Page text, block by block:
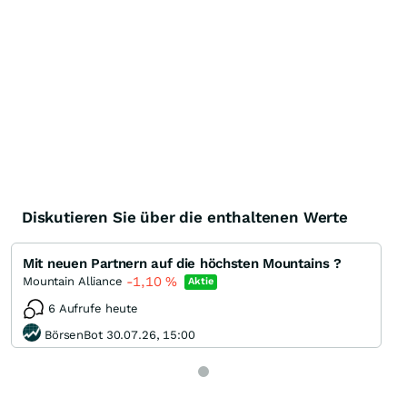
Diskutieren Sie über die enthaltenen Werte
Mit neuen Partnern auf die höchsten Mountains ?
Mountain Alliance -1,10 % Aktie
6 Aufrufe heute
BörsenBot 30.07.26, 15:00